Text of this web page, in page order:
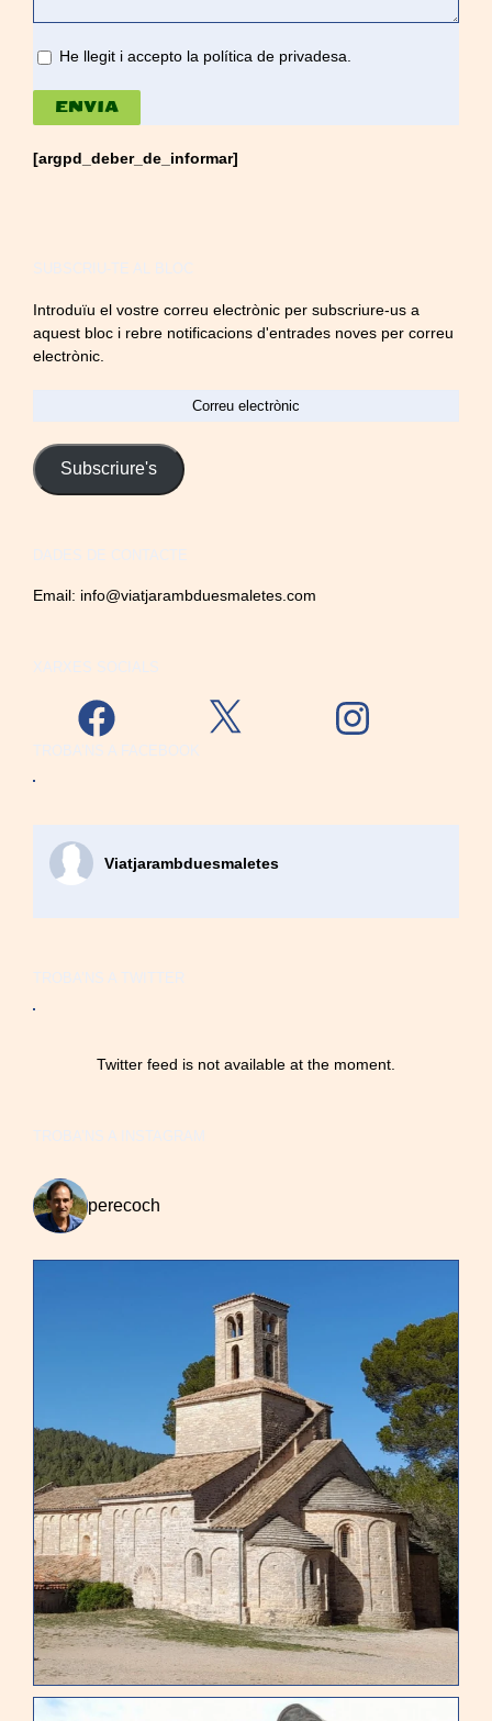
He llegit i accepto la política de privadesa
[argpd_deber_de_informar]
Introduïu el vostre correu electrònic per subscriure-us a
aquest bloc i rebre notificacions d'entrades noves per correu
electrònic.
Subscriure's
Email: info@viatjarambduesmaletes.com
Facebook
Viatjarambduesmaletes
Twitter feed is not available at the moment.
perecoch